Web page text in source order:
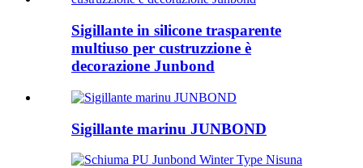
Sigillante in silicone trasparente
multiuso per custruzzione è
decorazione Junbond
Sigillante marinu JUNBOND